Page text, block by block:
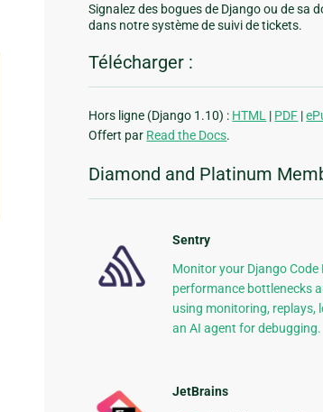
Signalez des bogues de Django ou de sa
dans notre système de suivi de tickets.
Télécharger :
Hors ligne (Django 1.10) : HTML | PDF |
Offert par Read the Docs.
Diamond and Platinum
Sentry
Monitor your Django Code
performance bottlenecks
using monitoring, replays,
an AI agent for debugging.
JetBrains